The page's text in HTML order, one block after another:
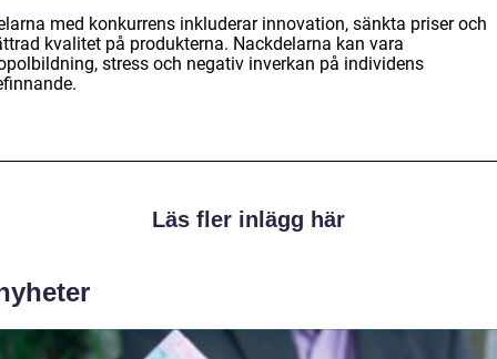
med konkurrens inkluderar innovation, sänkta priser och
kvalitet på produkterna. Nackdelarna kan vara
stress och negativ inverkan på individens
Läs fler inlägg här